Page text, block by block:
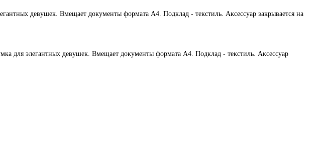
девушек. Вмещает документы формата А4. Подклад - текстиль. Аксессуар закрывается на
для элегантных девушек. Вмещает документы формата А4. Подклад - текстиль. Аксессуар